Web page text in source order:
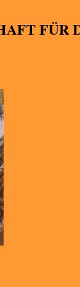
FÜR